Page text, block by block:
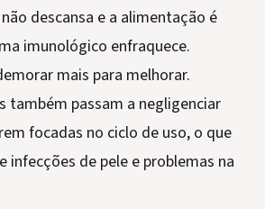
descansa e a alimentação é
imunológico enfraquece.
mais para melhorar.
também passam a negligenciar
focadas no ciclo de uso, o que
infecções de pele e problemas na